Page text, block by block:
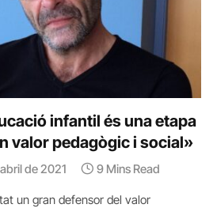
infantil és una etapa
valor pedagògic i social»
de 2021 9 Mins Read
un gran defensor del valor